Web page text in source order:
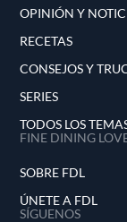
OPINIÓN Y
RECETAS
CONSEJOS Y
SERIES
TODOS LOS
FINE DINING
SOBRE FDL
ÚNETE A FDL
SÍGUENOS